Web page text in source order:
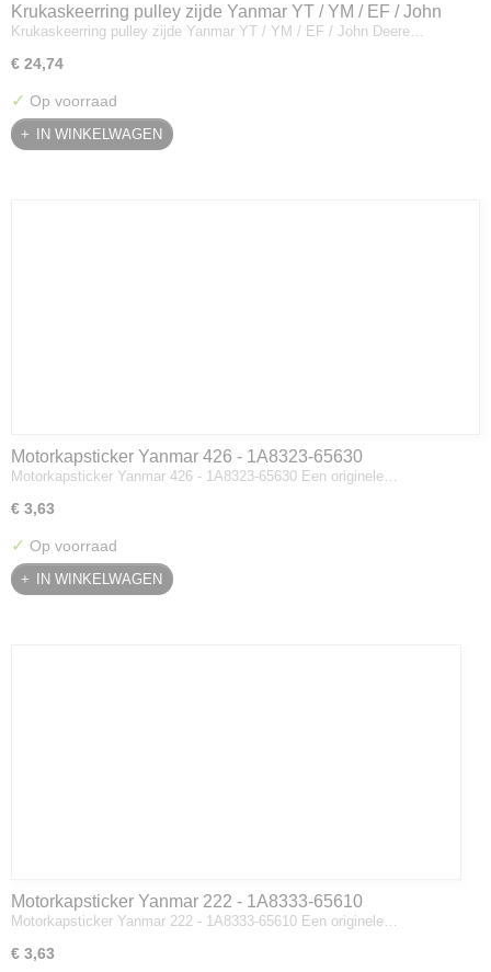
Krukaskeerring pulley zijde Yanmar YT / YM / EF / John
Deere - 119934-01800
Krukaskeerring pulley zijde Yanmar YT / YM / EF / John Deere…
€ 24,74
✓ Op voorraad
IN WINKELWAGEN
Motorkapsticker Yanmar 426 - 1A8323-65630
Motorkapsticker Yanmar 426 - 1A8323-65630 Een originele…
€ 3,63
✓ Op voorraad
IN WINKELWAGEN
Motorkapsticker Yanmar 222 - 1A8333-65610
Motorkapsticker Yanmar 222 - 1A8333-65610 Een originele…
€ 3,63